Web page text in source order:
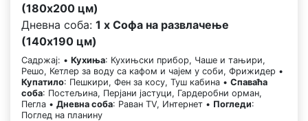
(180x200 цм)
Дневна соба: 1 x Софа на развлачење
(140x190 цм)
Садржај: • Кухиња: Кухињски прибор, Чаше и тањири,
Решо, Кетлер за воду са кафом и чајем у соби, Фрижидер •
Купатило: Пешкири, Фен за косу, Туш кабина • Спаваћа
соба: Постељина, Перјани јастуци, Гардеробни орман,
Пегла • Дневна соба: Раван TV, Интернет • Погледи:
Поглед на планину